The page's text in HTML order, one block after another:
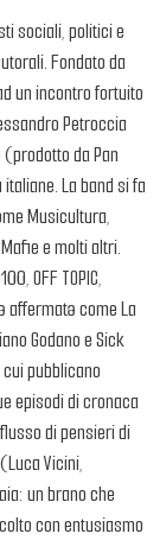
sociali, politici e
Fondato da
un incontro fortuito
Petroccia
da Pan
La band si fa
Musicultura,
e molti altri.
OFF TOPIC,
affermatə come La
Godano e Sick
pubblicano
episodi di cronaca
di pensieri di
Vicini,
un brano che
con entusiasmo